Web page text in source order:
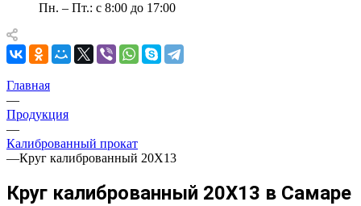
Пн. – Пт.: с 8:00 до 17:00
Главная
—
Продукция
—
Калиброванный прокат
—Круг калиброванный 20Х13
Круг калиброванный 20Х13 в Самаре